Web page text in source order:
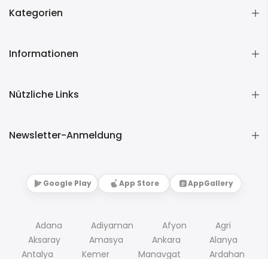
Kategorien
Informationen
Nützliche Links
Newsletter-Anmeldung
Google Play App Store AppGallery
Adana Adiyaman Afyon
Agri
Aksaray
Amasya Ankara
Alanya
Antalya
Kemer Manavgat Ardahan